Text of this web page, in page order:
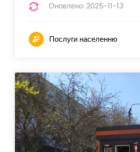
Оновлено: 2025-11-13
Послуги населенню